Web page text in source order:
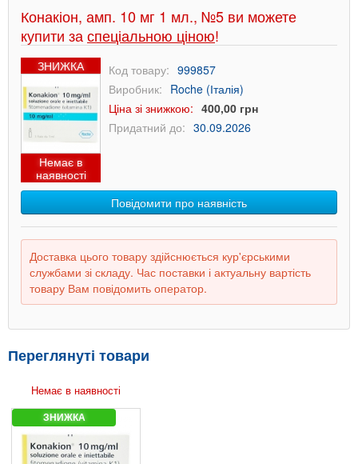
Конакіон, амп. 10 мг 1 мл., №5 ви можете
купити заспеціальною ціною!
ЗНИЖКА
Немає в
наявності
Код товару: 999857
Виробник: Roche (Італія)
Ціна зі знижкою: 400,00 грн
Придатний до: 30.09.2026
Повідомити про наявність
Доставка цього товару здійснюється кур'єрськими
службами зі складу. Час поставки і актуальну вартість
товару Вам повідомить оператор.
Переглянуті товари
Немає в наявності
ЗНИЖКА